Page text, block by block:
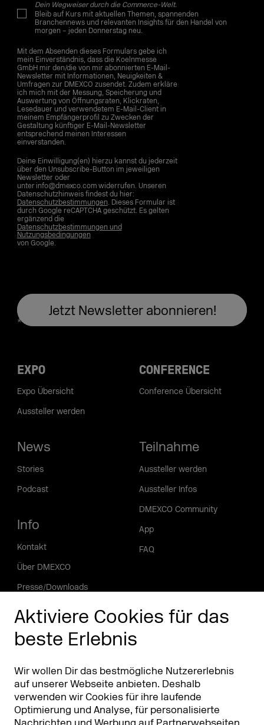
Aktiviere Cookies für das
beste Erlebnis
Wir wollen Dir das bestmögliche Nutzererlebnis
auf unserer Webseite anbieten. Deshalb
verwenden wir Cookies für ihre laufende
Optimierung und Analyse, für personalisierte
Dein Wegweiser durch die Commerce-Welt.
Bleib auf Kurs mit aktuellen Themen, spannenden
Branchennews und relevanten Insights für den Handel von
morgen – jeden Donnerstag neu.
Mit dem Absenden dieses Formulars gebe ich
mein Einverständnis, dass die Koelnmesse
GmbH mir den/die von mir abonnierten E-Mail-
Newsletter mit Informationen, Neuigkeiten &
Umfragen zur DMEXCO zusendet. Zudem erkläre
ich mich mit der Messung, Speicherung und
Auswertung von Öffnungsraten, Klickraten,
Lesedauer und verwendetem E-Mail-Client in
meinem Empfängerprofil zu Zwecken der
Gestaltung künftiger E-Mail-Newsletter
entsprechend meinen Interessen
einverstanden.
Deine Einwilligung(en) hierzu kannst du jederzeit
über den Unsubscribe-Button im jeweiligen
Newsletter oder
unter info@dmexco.com widerrufen. Unseren
Datenschutzhinweis findest du hier:
Datenschutzbestimmungen. Dieses Formular ist
durch Google reCAPTCHA geschützt. Es gelten
ergänzend die
Datenschutzbestimmungen und
Nutzungsbedingungen
von Google.
EXPO
Expo Übersicht
Aussteller werden
CONFERENCE
Conference Übersicht
News
Stories
Podcast
Info
Kontakt
Über DMEXCO
Presse/Downloads
Phishing Alarm
Teilnahme
Aussteller werden
Aussteller Infos
DMEXCO Community
App
FAQ
Partner
Partner & Sponsoren DMEXCO Asia